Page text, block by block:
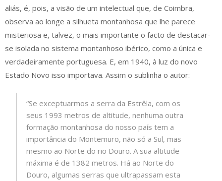
aliás, é, pois, a visão de um intelectual que, de Coimbra,
observa ao longe a silhueta montanhosa que lhe parece
misteriosa e, talvez, o mais importante o facto de destacar-
se isolada no sistema montanhoso ibérico, como a única e
verdadeiramente portuguesa. E, em 1940, à luz do novo
Estado Novo isso importava. Assim o sublinha o autor:
“Se exceptuarmos a serra da Estrêla, com os
seus 1993 metros de altitude, nenhuma outra
formação montanhosa do nosso país tem a
importância do Montemuro, não só a Sul, mas
mesmo ao Norte do rio Douro. A sua altitude
máxima é de 1382 metros. Há ao Norte do
Douro, algumas serras que ultrapassam esta